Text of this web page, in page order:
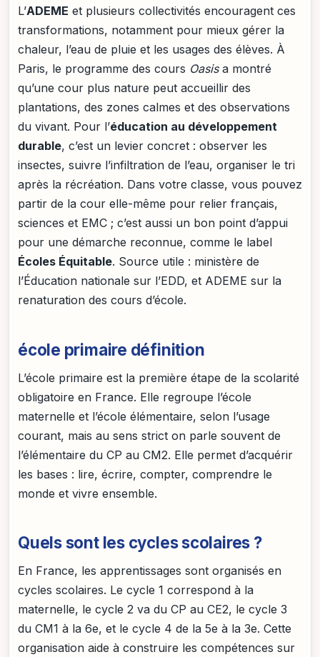
L’ADEME et plusieurs collectivités encouragent ces
transformations, notamment pour mieux gérer la
chaleur, l’eau de pluie et les usages des élèves. À
Paris, le programme des cours Oasisa montré
qu’une cour plus nature peut accueillir des
plantations, des zones calmes et des observations
du vivant. Pour l’éducation au développement
durable, c’est un levier concret : observer les
insectes, suivre l’infiltration de l’eau, organiser le tri
après la récréation. Dans votre classe, vous pouvez
partir de la cour elle-même pour relier français,
sciences et EMC ; c’est aussi un bon point d’appui
pour une démarche reconnue, comme le label
Écoles Équitable. Source utile : ministère de
l’Éducation nationale sur l’EDD, et ADEME sur la
renaturation des cours d’école.
école primaire définition
L’école primaire est la première étape de la scolarité
obligatoire en France. Elle regroupe l’école
maternelle et l’école élémentaire, selon l’usage
courant, mais au sens strict on parle souvent de
l’élémentaire du CP au CM2. Elle permet d’acquérir
les bases : lire, écrire, compter, comprendre le
monde et vivre ensemble.
Quels sont les cycles scolaires ?
En France, les apprentissages sont organisés en
cycles scolaires. Le cycle 1 correspond à la
maternelle, le cycle 2 va du CP au CE2, le cycle 3
du CM1 à la 6e, et le cycle 4 de la 5e à la 3e. Cette
organisation aide à construire les compétences sur